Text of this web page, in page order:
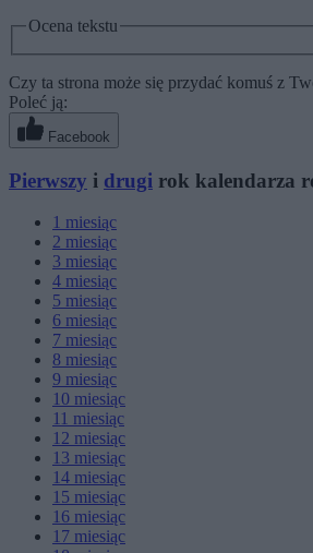
Ocena tekstu
Czy ta strona może się przydać komuś z
Poleć ją:
Facebook
Pierwszy i drugi rok kalendarza
1 miesiąc
2 miesiąc
3 miesiąc
4 miesiąc
5 miesiąc
6 miesiąc
7 miesiąc
8 miesiąc
9 miesiąc
10 miesiąc
11 miesiąc
12 miesiąc
13 miesiąc
14 miesiąc
15 miesiąc
16 miesiąc
17 miesiąc